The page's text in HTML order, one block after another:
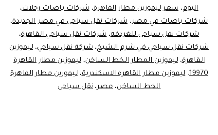
اليوم،سعر ليموزين مطار القاهرة،شركات باصات رحلات،
شركات باصات في مصر، شركات نقل سياحى في مصر الجديدة،
شركات نقل سياحى للغردقه، شركات نقل سياحي القاهرة،
شركات نقل سياحي في شرم الشيخ، شركة نقل سياحي، ليموزين
القاهرة،ليموزين المطار الخط الساخن،ليموزين مطار القاهرة
19970،ليموزين مطار القاهرة الاسكندرية،ليموزين مطار القاهرة
الخط الساخن، مصر، نقل سياحى